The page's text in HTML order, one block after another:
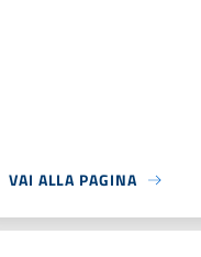
VAI ALLA PAGINA